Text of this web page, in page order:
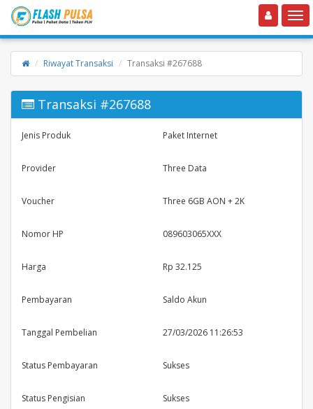
Toggle navigation
Riwayat Transaksi Transaksi #267688
Transaksi #267688
Jenis Produk Paket Internet
Provider Three Data
Voucher Three 6GB AON + 2K
Nomor HP 089603065XXX
Harga Rp 32.125
Pembayaran Saldo Akun
Tanggal Pembelian 27/03/2026 11:26:53
Status Pembayaran Sukses
Status Pengisian Sukses